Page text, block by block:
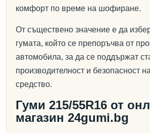
комфорт по време на шофиране.
От съществено значение е да
гумата, който се препоръчва от
автомобила, за да се поддържат
производителност и безопасност
средство.
Гуми 215/55R16 от
магазин 24gumi.bg